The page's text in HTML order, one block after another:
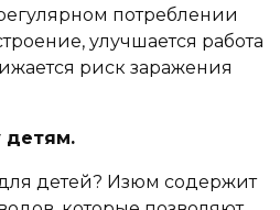
потреблении
улучшается работа
риск заражения
детям.
детей? Изюм содержит